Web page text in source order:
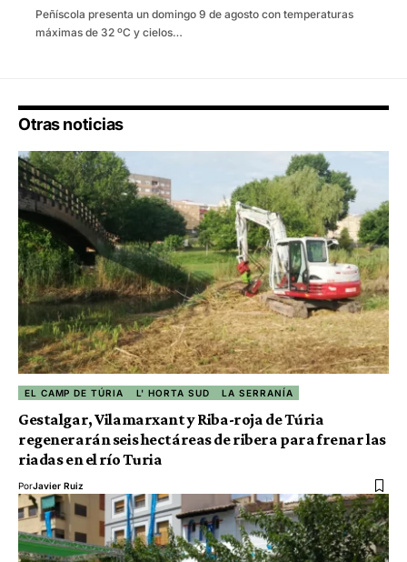
Peñíscola presenta un domingo 9 de agosto con temperaturas
máximas de 32 ºC y cielos…
Otras noticias
EL CAMP DE TÚRIA L' HORTA SUD LA SERRANÍA
Gestalgar, Vilamarxant y Riba-roja de Túria
regenerarán seis hectáreas de ribera para frenar las
riadas en el río Turia
PorJavier Ruiz